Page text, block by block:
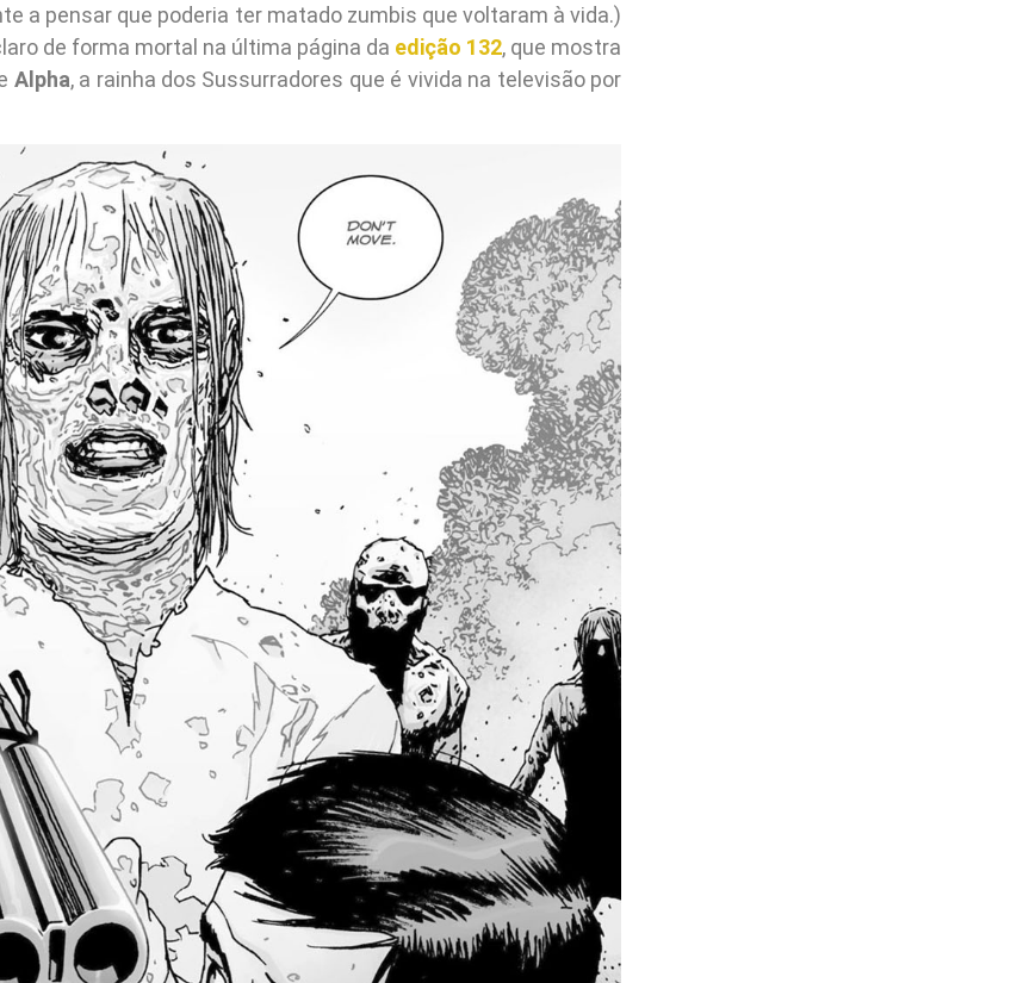
a pensar que poderia ter matado zumbis que voltaram à vida.)
de forma mortal na última página da edição 132, que mostra
Alpha, a rainha dos Sussurradores que é vivida na televisão por